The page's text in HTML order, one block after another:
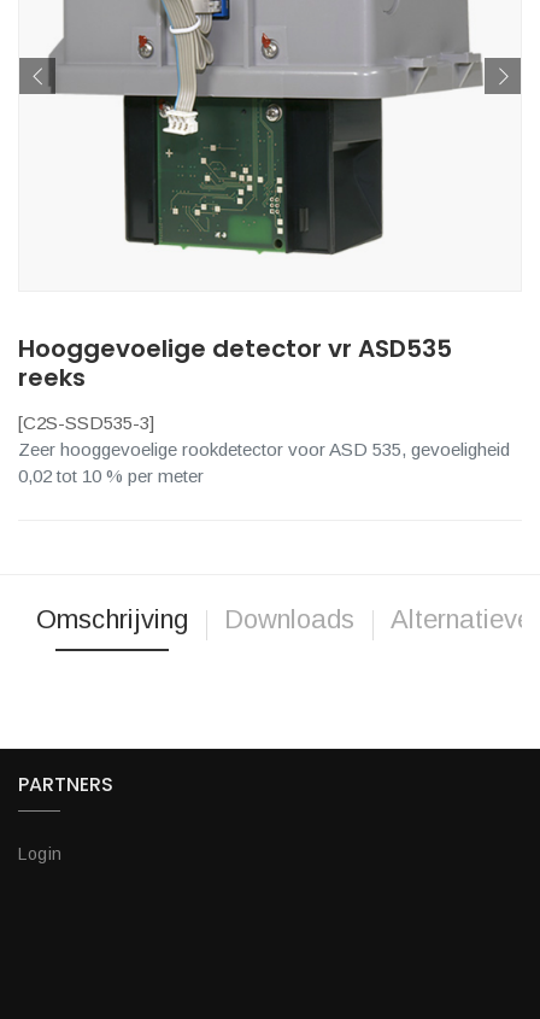
Hooggevoelige detector vr ASD535
reeks
[C2S-SSD535-3]
Zeer hooggevoelige rookdetector voor ASD 535, gevoeligheid
0,02 tot 10 % per meter
Omschrijving Downloads Alternatieve
PARTNERS
Login